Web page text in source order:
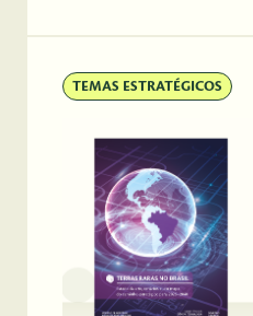
TEMAS ESTRATÉGICOS